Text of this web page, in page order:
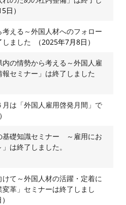
日
考える～外国人材へのフォロー
しました
2025年7月8日
内の情勢から考える～外国人雇
セミナー」は終了しました
月は「外国人雇用啓発月間」で
基礎知識セミナー ～雇用にお
は終了しました。
けて～外国人材の活躍・定着に
革」セミナーは終了しまし